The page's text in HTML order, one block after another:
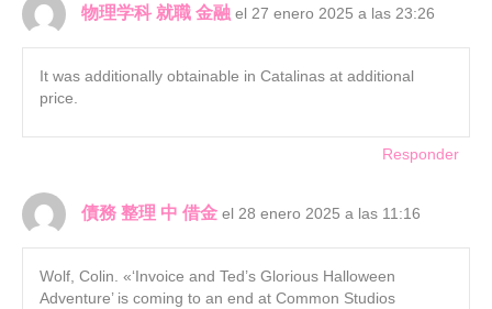
物理学科 就職 金融 el 27 enero 2025 a las 23:26
It was additionally obtainable in Catalinas at additional
price.
Responder
債務 整理 中 借金 el 28 enero 2025 a las 11:16
Wolf, Colin. «‘Invoice and Ted’s Glorious Halloween
Adventure’ is coming to an end at Common Studios